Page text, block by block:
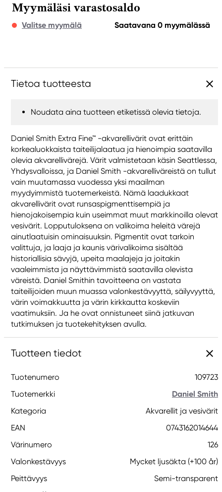
Myymäläsi varastosaldo
Valitse myymälä Saatavana 0 myymälässä
Tietoa tuotteesta
Noudata aina tuotteen etiketissä olevia tietoja.
Daniel Smith Extra Fine™ -akvarellivärit ovat erittäin
korkealuokkaista taiteilijalaatua ja hienoimpia saatavilla
olevia akvarellivärejä. Värit valmistetaan käsin Seattlessa,
Yhdysvalloissa, ja Daniel Smith -akvarelliväreistä on tullut
vain muutamassa vuodessa yksi maailman
myydyimmistä tuotemerkeistä. Nämä laadukkaat
akvarellivärit ovat runsaspigmenttisempiä ja
hienojakoisempia kuin useimmat muut markkinoilla olevat
vesivärit. Lopputuloksena on valikoima heleitä värejä
ainutlaatuisin ominaisuuksin. Pigmentit ovat tarkoin
valittuja, ja laaja ja kaunis värivalikoima sisältää
historiallisia sävyjä, upeita maalajeja ja joitakin
vaaleimmista ja näyttävimmistä saatavilla olevista
väreistä. Daniel Smithin tavoitteena on vastata
taiteilijoiden muun muassa valonkestävyyttä, säilyvyyttä,
värin voimakkuutta ja värin kirkkautta koskeviin
vaatimuksiin. Ja he ovat onnistuneet siinä jatkuvan
tutkimuksen ja tuotekehityksen avulla.
Tuotteen tiedot
Tuotenumero
109723
Tuotemerkki
Daniel Smith
Kategoria
Akvarellit ja vesivärit
EAN
0743162014644
Värinumero
126
Valonkestävyys
Mycket ljusäkta (+100 år)
Peittävyys
Semi-transparent